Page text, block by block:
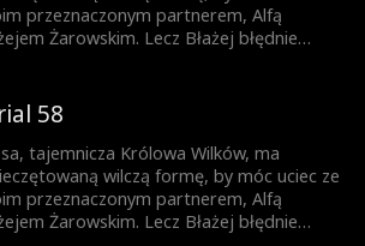
przeznaczonym partnerem, Alfą
Żarowskim. Lecz Błażej błędnie
gdy życie ich syna jest zagrożone,
się szansa, by Błażej zrozumiał
– lecz czy nie będzie już za późno?
58
tajemnicza Królowa Wilków, ma
wilczą formę, by móc uciec ze
przeznaczonym partnerem, Alfą
Żarowskim. Lecz Błażej błędnie